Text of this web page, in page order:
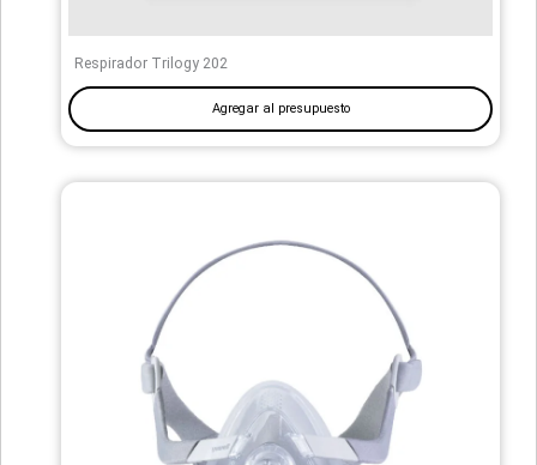
Respirador Trilogy 202
Agregar al presupuesto